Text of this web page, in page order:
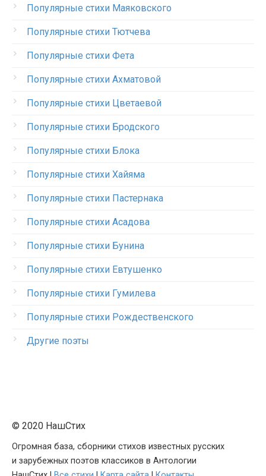
Популярные стихи Маяковского
Популярные стихи Тютчева
Популярные стихи Фета
Популярные стихи Ахматовой
Популярные стихи Цветаевой
Популярные стихи Бродского
Популярные стихи Блока
Популярные стихи Хайяма
Популярные стихи Пастернака
Популярные стихи Асадова
Популярные стихи Бунина
Популярные стихи Евтушенко
Популярные стихи Гумилева
Популярные стихи Рождественского
Другие поэты
© 2020 НашСтих
Огромная база, сборники стихов известных русских
и зарубежных поэтов классиков в Антологии